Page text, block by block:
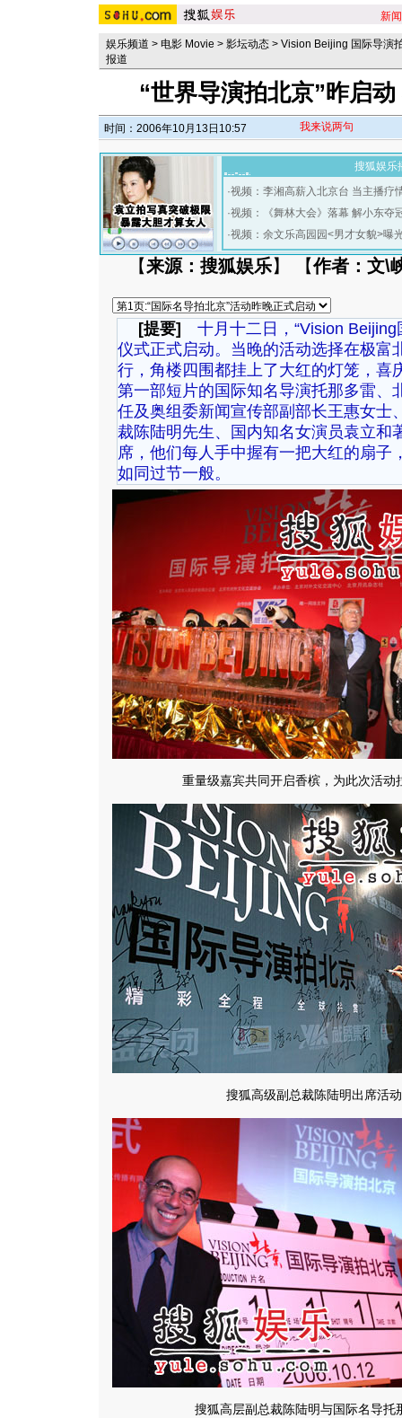
新闻
娱乐频道 > 电影 Movie > 影坛动态 > Vision Beijing 国际导演
报道
“世界导演拍北京”昨启
时间：2006年10月13日10:57 我来说两句
搜狐娱乐
·视频：李湘高薪入北京台 当主播疗
·视频：《舞林大会》落幕 解小东夺
·视频：余文乐高园园<男才女貌>曝
【来源：搜狐娱乐】 【作者：文\
[提要]
十月十二日，“Vision Beijing
仪式正式启动。当晚的活动选择在极富
行，角楼四围都挂上了大红的灯笼，喜
第一部短片的国际知名导演托那多雷、
任及奥组委新闻宣传部副部长王惠女士
裁陈陆明先生、国内知名女演员袁立和
席，他们每人手中握有一把大红的扇子
如同过节一般。
重量级嘉宾共同开启香槟，为此次活动
搜狐高级副总裁陈陆明出席活动
搜狐高层副总裁陈陆明与国际名导托